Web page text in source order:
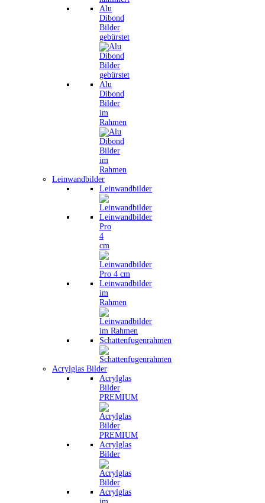
Alu
Dibond
Bilder
gebürstet
Alu
Dibond
Bilder
im
Rahmen
Leinwandbilder
Leinwandbilder
Leinwandbilder
Pro
4
cm
Leinwandbilder
im
Rahmen
Schattenfugenrahmen
Acrylglas Bilder
Acrylglas
Bilder
PREMIUM
Acrylglas
Bilder
Acrylglas